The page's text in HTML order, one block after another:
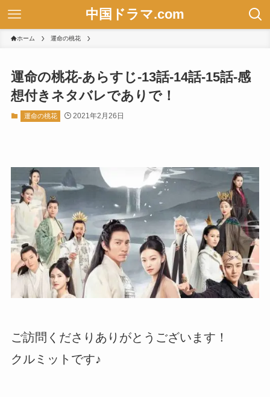
中国ドラマ.com
ホーム 運命の桃花
運命の桃花-あらすじ-13話-14話-15話-感
想付きネタバレでありで！
運命の桃花 2021年2月26日
ご訪問くださりありがとうございます！
クルミットです♪